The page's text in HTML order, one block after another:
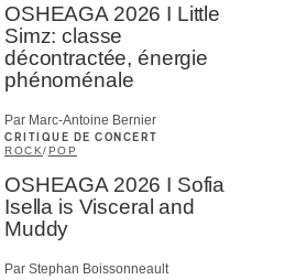
OSHEAGA 2026 I Little
Simz: classe
décontractée, énergie
phénoménale
Par Marc-Antoine Bernier
CRITIQUE DE CONCERT
ROCK/POP
OSHEAGA 2026 I Sofia
Isella is Visceral and
Muddy
Par Stephan Boissonneault